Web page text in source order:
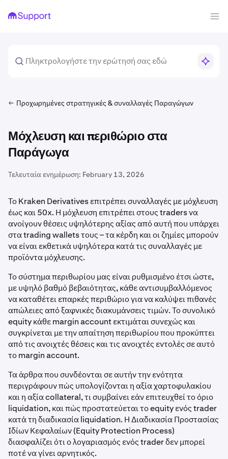
Προχωρημένες στρατηγικές & συναλλαγές Παραγώγων
Μόχλευση και περιθώριο στα
Παράγωγα
Τελευταία ενημέρωση: February 13, 2026
Το Kraken Derivatives επιτρέπει συναλλαγές με μόχλευση
έως και 50x. Η μόχλευση επιτρέπει στους traders να
ανοίγουν θέσεις υψηλότερης αξίας από αυτή που υπάρχει
στα trading wallets τους – τα κέρδη και οι ζημίες μπορούν
να είναι εκθετικά υψηλότερα κατά τις συναλλαγές με
προϊόντα μόχλευσης.
Το σύστημα περιθωρίου μας είναι ρυθμισμένο έτσι ώστε,
με υψηλό βαθμό βεβαιότητας, κάθε αντισυμβαλλόμενος
να καταθέτει επαρκές περιθώριο για να καλύψει πιθανές
απώλειες από ξαφνικές διακυμάνσεις τιμών. Το συνολικό
equity κάθε margin account εκτιμάται συνεχώς και
συγκρίνεται με την απαίτηση περιθωρίου που προκύπτει
από τις ανοιχτές θέσεις και τις ανοιχτές εντολές σε αυτό
το margin account.
Τα άρθρα που συνδέονται σε αυτήν την ενότητα
περιγράφουν πώς υπολογίζονται η αξία χαρτοφυλακίου
και η αξία collateral, τι συμβαίνει εάν επιτευχθεί το όριο
liquidation, και πώς προστατεύεται το equity ενός trader
κατά τη διαδικασία liquidation. Η Διαδικασία Προστασίας
Ιδίων Κεφαλαίων (Equity Protection Process)
διασφαλίζει ότι ο λογαριασμός ενός trader δεν μπορεί
ποτέ να γίνει αρνητικός.